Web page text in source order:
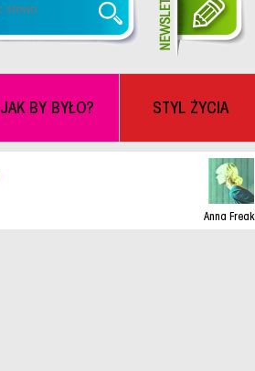
JAK BY BYŁO? STYL ŻYCIA
Anna Freak